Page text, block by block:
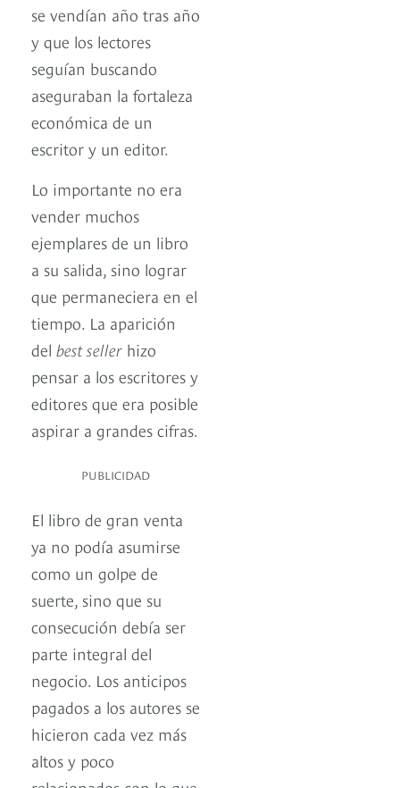
se vendían año tras año
y que los lectores
seguían buscando
aseguraban la fortaleza
económica de un
escritor y un editor.
Lo importante no era
vender muchos
ejemplares de un libro
a su salida, sino lograr
que permaneciera en el
tiempo. La aparición
del best seller hizo
pensar a los escritores y
editores que era posible
aspirar a grandes cifras.
PUBLICIDAD
El libro de gran venta
ya no podía asumirse
como un golpe de
suerte, sino que su
consecución debía ser
parte integral del
negocio. Los anticipos
pagados a los autores se
hicieron cada vez más
altos y poco